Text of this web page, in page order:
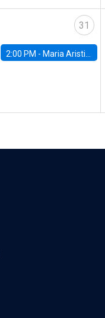
31
2:00 PM - Maria Aristizabal-Ramirez, FED Board